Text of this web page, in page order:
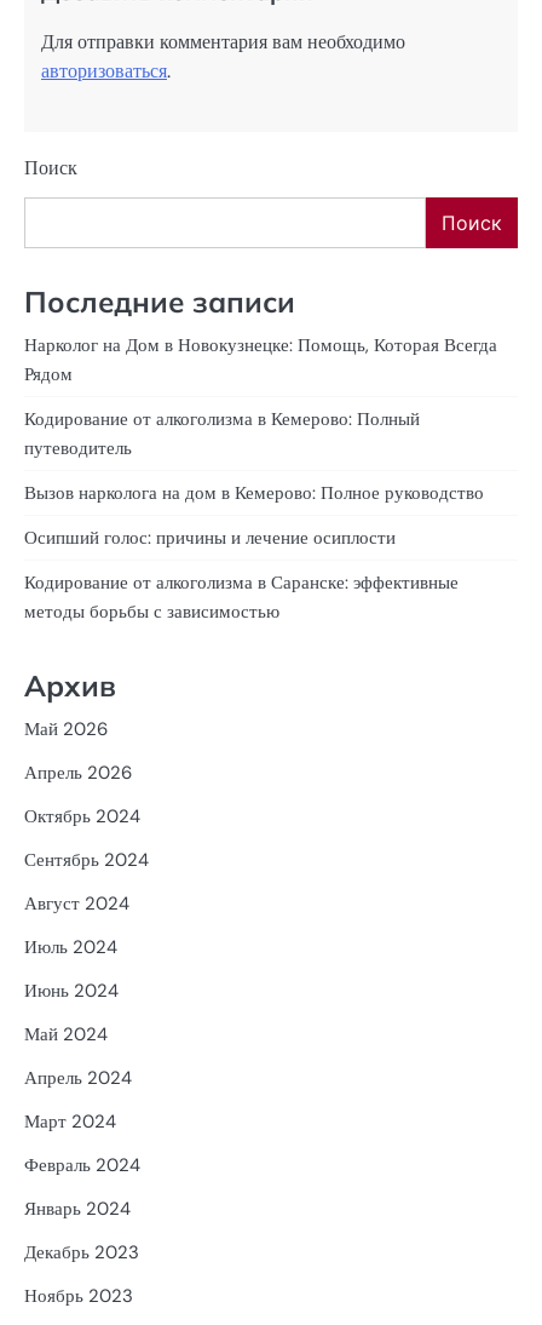
Для отправки комментария вам необходимо
авторизоваться.
Поиск
Поиск
Последние записи
Нарколог на Дом в Новокузнецке: Помощь, Которая Всегда
Рядом
Кодирование от алкоголизма в Кемерово: Полный
путеводитель
Вызов нарколога на дом в Кемерово: Полное руководство
Осипший голос: причины и лечение осиплости
Кодирование от алкоголизма в Саранске: эффективные
методы борьбы с зависимостью
Архив
Май 2026
Апрель 2026
Октябрь 2024
Сентябрь 2024
Август 2024
Июль 2024
Июнь 2024
Май 2024
Апрель 2024
Март 2024
Февраль 2024
Январь 2024
Декабрь 2023
Ноябрь 2023